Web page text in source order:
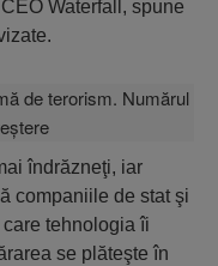
Waterfall, spune
îndrăzneţi, iar
companiile de stat şi
tehnologia îi
se plăteşte în